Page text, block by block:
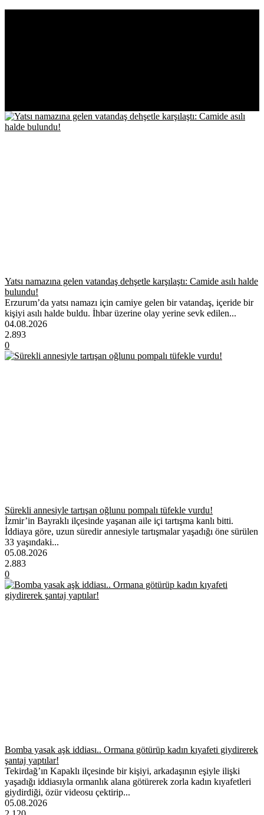
Yatsı namazına gelen vatandaş dehşetle karşılaştı: Camide asılı halde
bulundu!
Erzurum’da yatsı namazı için camiye gelen bir vatandaş, içeride bir
kişiyi asılı halde buldu. İhbar üzerine olay yerine sevk edilen...
04.08.2026
2.893
0
Sürekli annesiyle tartışan oğlunu pompalı tüfekle vurdu!
İzmir’in Bayraklı ilçesinde yaşanan aile içi tartışma kanlı bitti.
İddiaya göre, uzun süredir annesiyle tartışmalar yaşadığı öne sürülen
33 yaşındaki...
05.08.2026
2.883
0
Bomba yasak aşk iddiası.. Ormana götürüp kadın kıyafeti giydirerek
şantaj yaptılar!
Tekirdağ’ın Kapaklı ilçesinde bir kişiyi, arkadaşının eşiyle ilişki
yaşadığı iddiasıyla ormanlık alana götürerek zorla kadın kıyafetleri
giydirdiği, özür videosu çektirip...
05.08.2026